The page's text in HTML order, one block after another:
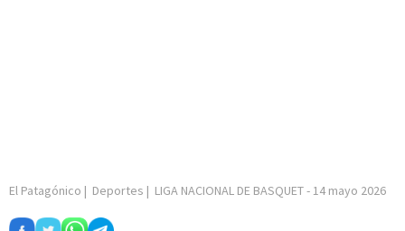
El Patagónico | Deportes | LIGA NACIONAL DE BASQUET- 14 mayo 2026